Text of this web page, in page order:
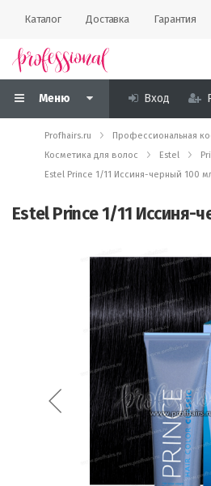
Каталог Доставка Гарантия
Меню Вход
Profhairs.ru
Профессиональная
Косметика для волос
Estel
Estel Prince 1/11 Иссиня-черный 100
Estel Prince 1/11 Иссиня-